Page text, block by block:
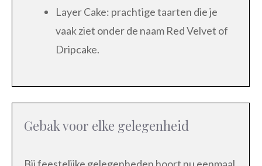
Layer Cake: prachtige taarten die je
vaak ziet onder de naam Red Velvet of
Dripcake.
Gebak voor elke gelegenheid